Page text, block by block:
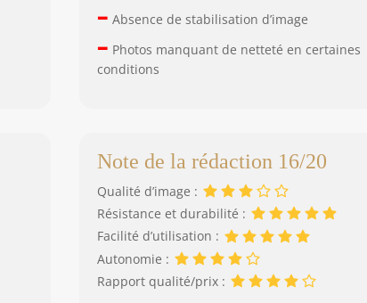
– Absence de stabilisation d’image
– Photos manquant de netteté en certaines
conditions
Note de la rédaction 16/20
Qualité d’image :
Résistance et durabilité :
Facilité d’utilisation :
Autonomie :
Rapport qualité/prix :